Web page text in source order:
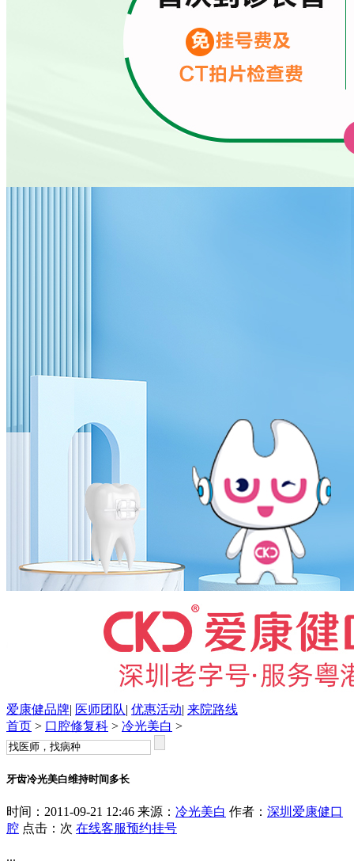
爱康健品牌| 医师团队| 优惠活动| 来院路线
首页 > 口腔修复科 > 冷光美白 >
牙齿冷光美白维持时间多长
时间：2011-09-21 12:46 来源： 冷光美白 作者： 深圳爱康健口
腔 点击： 次 在线客服预约挂号
...